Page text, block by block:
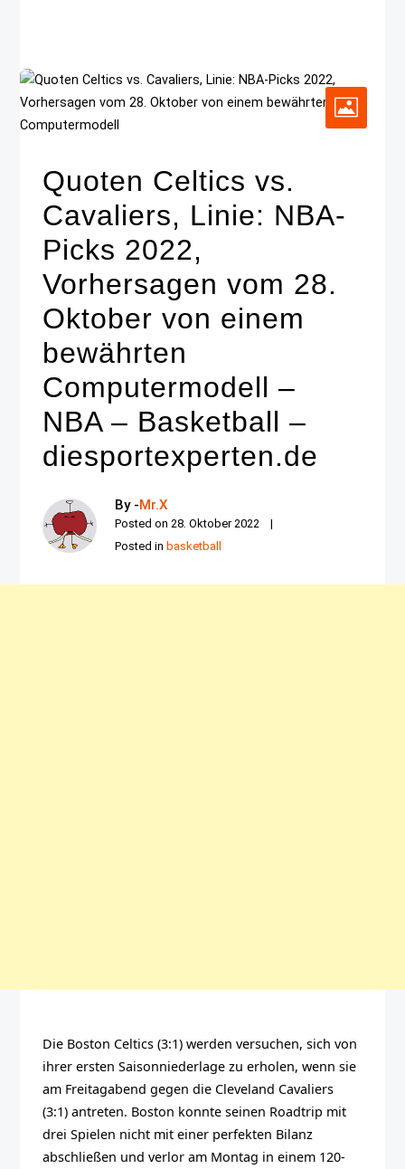
Quoten Celtics vs.
Cavaliers, Linie: NBA-
Picks 2022,
Vorhersagen vom 28.
Oktober von einem
bewährten
Computermodell –
NBA – Basketball –
diesportexperten.de
By -Mr.X
Posted on28. Oktober 2022
Posted in basketball
Die Boston Celtics (3:1) werden versuchen, sich von
ihrer ersten Saisonniederlage zu erholen, wenn sie
am Freitagabend gegen die Cleveland Cavaliers
(3:1) antreten. Boston konnte seinen Roadtrip mit
drei Spielen nicht mit einer perfekten Bilanz
abschließen und verlor am Montag in einem 120-